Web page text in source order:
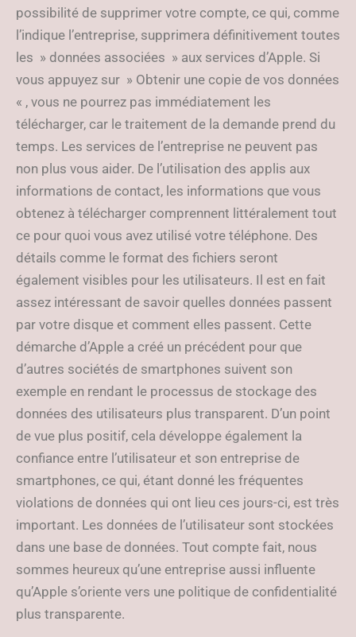
possibilité de supprimer votre compte, ce qui, comme
l’indique l’entreprise, supprimera définitivement toutes
les » données associées » aux services d’Apple. Si
vous appuyez sur » Obtenir une copie de vos données
« , vous ne pourrez pas immédiatement les
télécharger, car le traitement de la demande prend du
temps. Les services de l’entreprise ne peuvent pas
non plus vous aider. De l’utilisation des applis aux
informations de contact, les informations que vous
obtenez à télécharger comprennent littéralement tout
ce pour quoi vous avez utilisé votre téléphone. Des
détails comme le format des fichiers seront
également visibles pour les utilisateurs. Il est en fait
assez intéressant de savoir quelles données passent
par votre disque et comment elles passent. Cette
démarche d’Apple a créé un précédent pour que
d’autres sociétés de smartphones suivent son
exemple en rendant le processus de stockage des
données des utilisateurs plus transparent. D’un point
de vue plus positif, cela développe également la
confiance entre l’utilisateur et son entreprise de
smartphones, ce qui, étant donné les fréquentes
violations de données qui ont lieu ces jours-ci, est très
important. Les données de l’utilisateur sont stockées
dans une base de données. Tout compte fait, nous
sommes heureux qu’une entreprise aussi influente
qu’Apple s’oriente vers une politique de confidentialité
plus transparente.